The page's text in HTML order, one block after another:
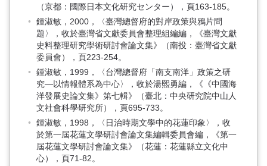
（京都：國際日本文化研究センター），頁163-185。
鍾淑敏，2000，〈臺灣總督府的對岸政策與鴉片問
題〉，收於臺灣省文獻委員會整理組編編，《臺灣文獻
史料整理研究學術研討會論文集》（南投：臺灣省文獻
委員會），頁223-254。
鍾淑敏，1999，〈台灣總督府「南支南洋」政策之研
究—以情報體系為中心〉，收於湯熙勇編，《《中國海
洋發展史論文集》第七輯》（臺北：中央研究院中山人
文社會科學研究所），頁695-733。
鍾淑敏，1998，〈日治時期文學中的花蓮印象〉，收
於第一屆花蓮文學研討會論文集編輯委員會編，《第一
屆花蓮文學研討會論文集》（花蓮：花蓮縣立文化中
心），頁71-82。